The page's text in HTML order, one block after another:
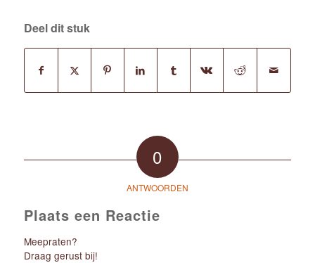
Deel dit stuk
0
ANTWOORDEN
Plaats een Reactie
Meepraten?
Draag gerust bij!